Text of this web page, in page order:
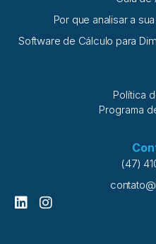
Por que analisar a
Software de Cálculo para
Política
Programa
(47)